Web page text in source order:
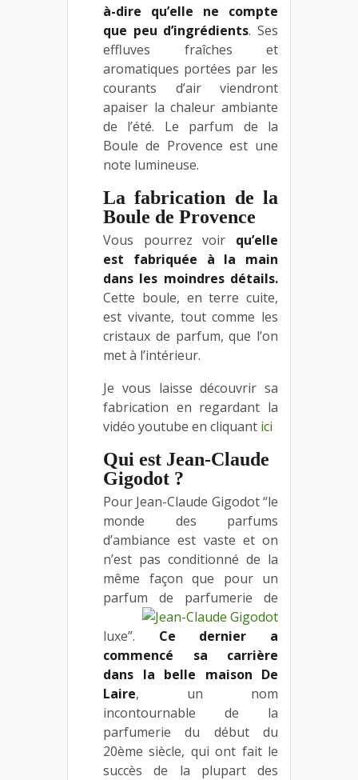
à-dire qu’elle ne compte
que peu d’ingrédients. Ses
effluves fraîches et
aromatiques portées par les
courants d’air viendront
apaiser la chaleur ambiante
de l’été. Le parfum de la
Boule de Provence est une
note lumineuse.
La fabrication de la
Boule de Provence
Vous pourrez voir qu’elle
est fabriquée à la main
dans les moindres détails.
Cette boule, en terre cuite,
est vivante, tout comme les
cristaux de parfum, que l’on
met à l’intérieur.
Je vous laisse découvrir sa
fabrication en regardant la
vidéo youtube en cliquant ici
Qui est Jean-Claude
Gigodot ?
Pour Jean-Claude Gigodot “le
monde des parfums
d’ambiance est vaste et on
n’est pas conditionné de la
même façon que pour un
parfum de parfumerie de
luxe”. Ce dernier a
commencé sa carrière
dans la belle maison De
Laire, un nom
incontournable de la
parfumerie du début du
20ème siècle, qui ont fait le
succès de la plupart des